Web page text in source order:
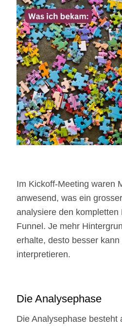
Im Kickoff-Meeting waren
anwesend, was ein
analysiere den kompletten
Funnel. Je mehr
erhalte, desto besser
interpretieren.
Die Analysephase
Die Analysephase besteht